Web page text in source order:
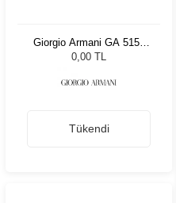
Giorgio Armani GA 5155
3003 49
0,00 TL
Tükendi